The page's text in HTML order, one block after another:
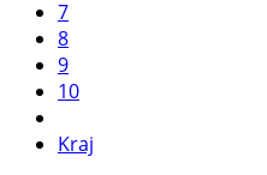
7
8
9
10
Kraj